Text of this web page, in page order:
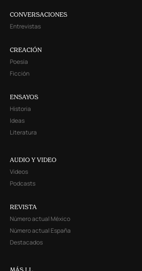
CONVERSACIONES
Entrevistas
CREACIÓN
Poesía
Ficción
ENSAYOS
Historia
Ideas
Literatura
AUDIO Y VIDEO
Videos
Podcasts
REVISTA
Número actual México
Número actual España
Destacados